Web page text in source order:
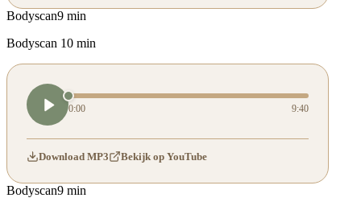
Bodyscan9 min
Bodyscan 10 min
0:00 9:40
Download MP3 Bekijk op YouTube
Bodyscan9 min